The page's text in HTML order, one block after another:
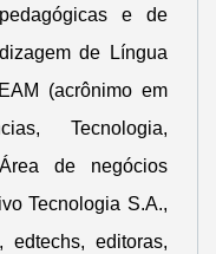
e de
de Língua
(acrônimo em
Tecnologia,
de negócios
Tecnologia S.A.,
edtechs, editoras,